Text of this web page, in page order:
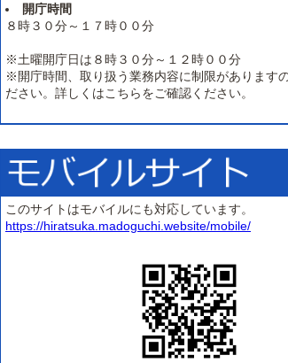
開庁時間
８時３０分～１７時００分
※土曜開庁日は８時３０分～１２時００分
※開庁時間、取り扱う業務内容に制限があります
ださい。詳しくはこちらをご確認ください。
このサイトはモバイルにも対応しています。
https://hiratsuka.madoguchi.website/mobile/